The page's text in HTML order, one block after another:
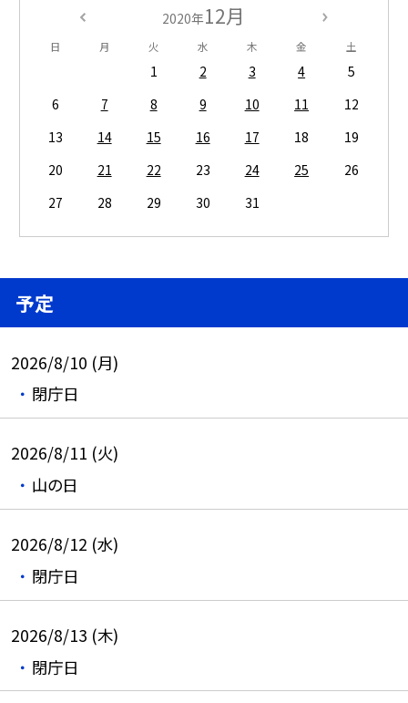
2020年12月
日 月 火 水 木 金 土
1 2 3 4
5
6
7 8 9 10 11
12
13
14 15 16 17 18
19
20
21 22 23 24 25
26
27
28 29 30 31
予定
2026/8/10 (月)
閉庁日
2026/8/11 (火)
山の日
2026/8/12 (水)
閉庁日
2026/8/13 (木)
閉庁日